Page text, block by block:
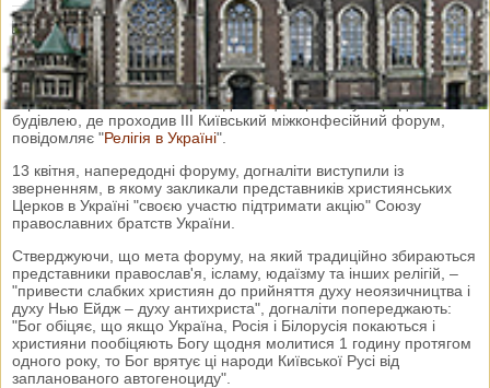
30 квітня 2013 р. Переглядів: 5423
Коментарі: 0
Новітні секти та схизми
«Догналіти» повністю підтримали Союз православних братств
України, який 23 квітня проводив акцію протесту перед
будівлею, де проходив ІІІ Київський міжконфесійний форум
повідомляє "Релігія в Україні".
13 квітня, напередодні форуму, догналіти виступили із
зверненням, в якому закликали представників християнських
Церков в Україні "своєю участю підтримати акцію" Союзу
православних братств України.
Стверджуючи, що мета форуму, на який традиційно збираються
представники православ'я, ісламу, юдаїзму та інших релігій, –
"привести слабких християн до прийняття духу неоязичництва і
духу Нью Ейдж – духу антихриста", догналіти попереджають:
"Бог обіцяє, що якщо Україна, Росія і Білорусія покаються і
християни пообіцяють Богу щодня молитися 1 годину протягом
одного року, то Бог врятує ці народи Київської Русі від
запланованого автогеноциду".